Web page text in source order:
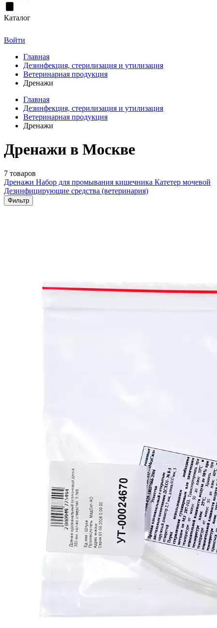
Каталог
Войти
Главная
Дезинфекция, стерилизация и утилизация
Ветеринарная продукция
Дренажи
Главная
Дезинфекция, стерилизация и утилизация
Ветеринарная продукция
Дренажи
Дренажи в Москве
7 товаров
Дренажи Набор для промывания кишечника Катетер мочевой
Дезинфицирующие средства (ветеринария)
Фильтр